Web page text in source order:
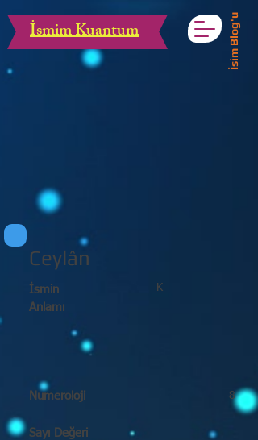
İsmim Kuantum İsim Blog'u
Ceylân
K
İsmin
Anlamı
Numeroloji
Sayı Değeri
8